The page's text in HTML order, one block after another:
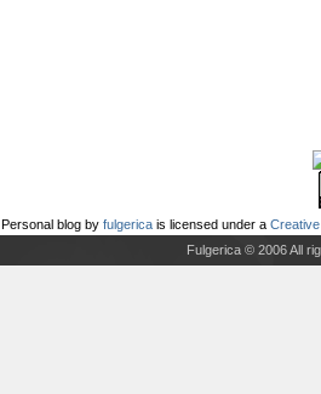
Personal blog by fulgerica is licensed under a
Fulgerica © 2006 All